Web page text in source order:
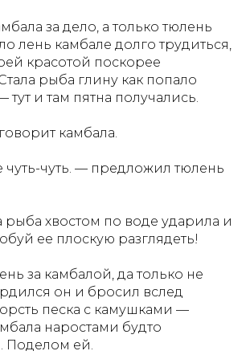
за дело, а только тюлень
лень камбале долго трудиться,
красотой поскорее
рыба глину как попало
тут и там пятна получались.
камбала.
чуть. — предложил тюлень
хвостом по воде ударила и
ее плоскую разглядеть!
за камбалой, да только не
он и бросил вслед
песка с камушками —
наростами будто
Поделом ей.
СТРАНЫ